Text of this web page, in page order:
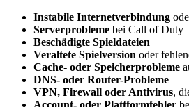
Instabile Internetverbindung
Serverprobleme bei Call of Duty
Beschädigte Spieldateien
Veraltete Spielversion oder
Cache- oder Speicherprobleme
DNS- oder Router-Probleme
VPN, Firewall oder Antivirus,
Account- oder Plattformfehler